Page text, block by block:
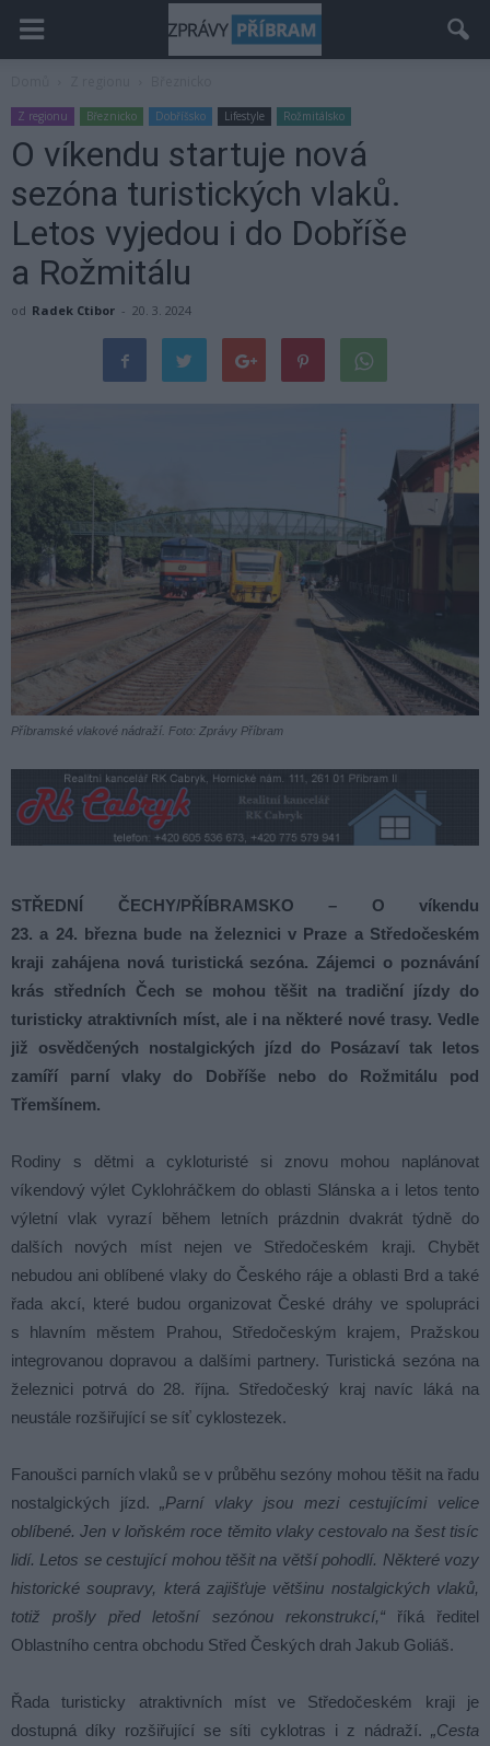
Z regionu Březnicko Dobříšsko Lifestyle Rožmitálsko
O víkendu startuje nová
sezóna turistických vlaků.
Letos vyjedou i do Dobříše
a Rožmitálu
od Radek Ctibor - 20. 3. 2024
Příbramské vlakové nádraží. Foto: Zprávy Příbram
STŘEDNÍ ČECHY/PŘÍBRAMSKO – O víkendu
23. a 24. března bude na železnici v Praze a Středočeském
kraji zahájena nová turistická sezóna. Zájemci o poznávání
krás středních Čech se mohou těšit na tradiční jízdy do
turisticky atraktivních míst, ale i na některé nové trasy. Vedle
již osvědčených nostalgických jízd do Posázaví tak letos
zamíří parní vlaky do Dobříše nebo do Rožmitálu pod
Třemšínem.
Rodiny s dětmi a cykloturisté si znovu mohou naplánovat
víkendový výlet Cyklohráčkem do oblasti Slánska a i letos tento
výletní vlak vyrazí během letních prázdnin dvakrát týdně do
dalších nových míst nejen ve Středočeském kraji. Chybět
nebudou ani oblíbené vlaky do Českého ráje a oblasti Brd a také
řada akcí, které budou organizovat České dráhy ve spolupráci
s hlavním městem Prahou, Středočeským krajem, Pražskou
integrovanou dopravou a dalšími partnery. Turistická sezóna na
železnici potrvá do 28. října. Středočeský kraj navíc láká na
neustále rozšiřující se síť cyklostezek.
Fanoušci parních vlaků se v průběhu sezóny mohou těšit na řadu
nostalgických jízd. „Parní vlaky jsou mezi cestujícími velice
oblíbené. Jen v loňském roce těmito vlaky cestovalo na šest tisíc
lidí. Letos se cestující mohou těšit na větší pohodlí. Některé vozy
historické soupravy, která zajišťuje většinu nostalgických vlaků,
totiž prošly před letošní sezónou rekonstrukcí,“ říká ředitel
Oblastního centra obchodu Střed Českých drah Jakub Goliáš.
Řada turisticky atraktivních míst ve Středočeském kraji je
dostupná díky rozšiřující se síti cyklotras i z nádraží. „Cesta